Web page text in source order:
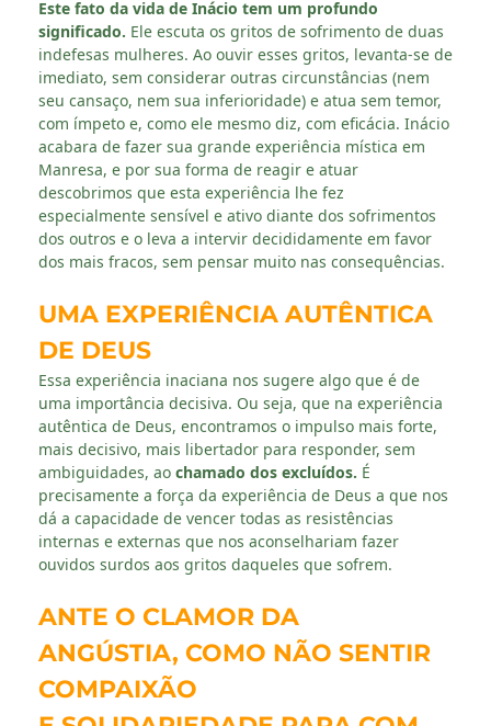
Este fato da vida de Inácio tem um profundo
significado. Ele escuta os gritos de sofrimento de duas
indefesas mulheres. Ao ouvir esses gritos, levanta-se de
imediato, sem considerar outras circunstâncias (nem
seu cansaço, nem sua inferioridade) e atua sem temor,
com ímpeto e, como ele mesmo diz, com eficácia. Inácio
acabara de fazer sua grande experiência mística em
Manresa, e por sua forma de reagir e atuar
descobrimos que esta experiência lhe fez
especialmente sensível e ativo diante dos sofrimentos
dos outros e o leva a intervir decididamente em favor
dos mais fracos, sem pensar muito nas consequências.
UMA EXPERIÊNCIA AUTÊNTICA
DE DEUS
Essa experiência inaciana nos sugere algo que é de
uma importância decisiva. Ou seja, que na experiência
autêntica de Deus, encontramos o impulso mais forte,
mais decisivo, mais libertador para responder, sem
ambiguidades, ao chamado dos excluídos. É
precisamente a força da experiência de Deus a que nos
dá a capacidade de vencer todas as resistências
internas e externas que nos aconselhariam fazer
ouvidos surdos aos gritos daqueles que sofrem.
ANTE O CLAMOR DA
ANGÚSTIA, COMO NÃO SENTIR
COMPAIXÃO